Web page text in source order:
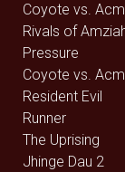
Coyote vs.
Rivals of
Pressure
Coyote vs.
Resident Evil
Runner
The Uprising
Jhinge Dau 2